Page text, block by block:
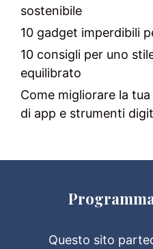
sostenibile
10 gadget imperdibili
10 consigli per uno
equilibrato
Come migliorare la
di app e strumenti
Questo sito